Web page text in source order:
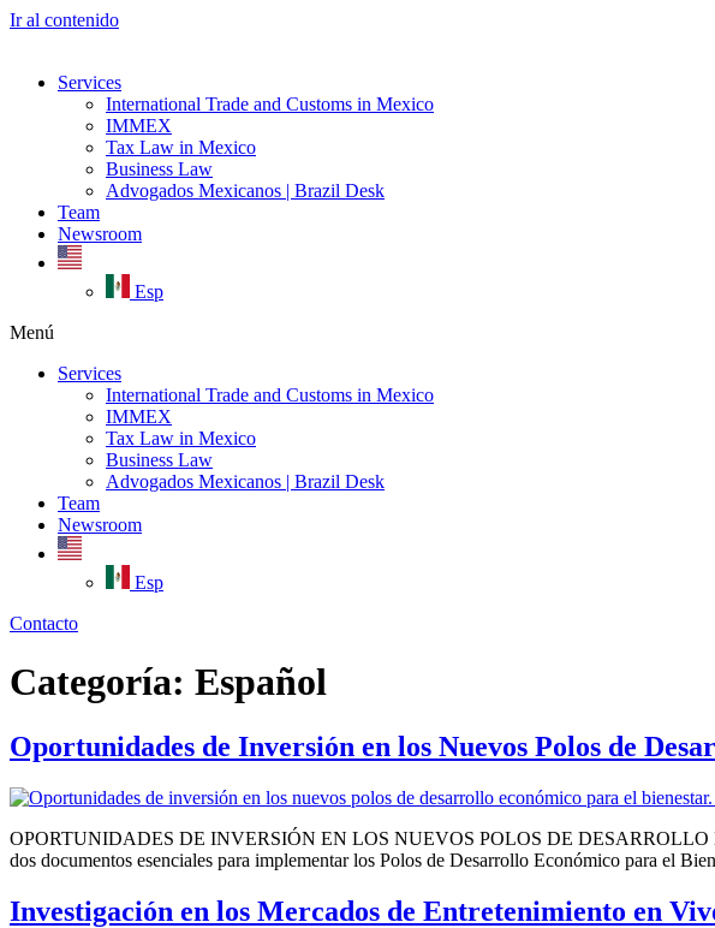
Ir al contenido
Services
International Trade and Customs in Mexico
IMMEX
Tax Law in Mexico
Business Law
Advogados Mexicanos | Brazil Desk
Team
Newsroom
Esp
Menú
Services
International Trade and Customs in Mexico
IMMEX
Tax Law in Mexico
Business Law
Advogados Mexicanos | Brazil Desk
Team
Newsroom
Esp
Contacto
Categoría: Español
Oportunidades de Inversión en los Nuevos Polos de
OPORTUNIDADES DE INVERSIÓN EN LOS NUEVOS POLOS DE DESARROLLO
dos documentos esenciales para implementar los Polos de Desarrollo Económico para el
Investigación en los Mercados de Entretenimiento en